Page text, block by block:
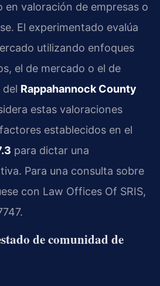
en valoración de empresas o
El experimentado evalúa
utilizando enfoques
el de mercado o el de
del Rappahannock County
estas valoraciones
establecidos en el
para dictar una
Para una consulta sobre
con Law Offices Of SRIS,
de comunidad de